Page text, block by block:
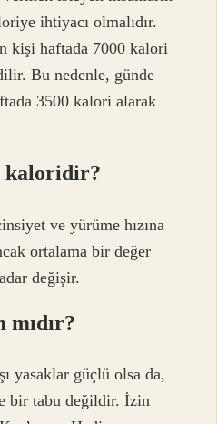
ihtiyacı olmalıdır.
kişi haftada 7000 kalori
Bu nedenle, günde
3500 kalori alarak
kaloridir?
ve yürüme hızına
ortalama bir değer
değişir.
mıdır?
yasaklar güçlü olsa da,
bir tabu değildir. İzin